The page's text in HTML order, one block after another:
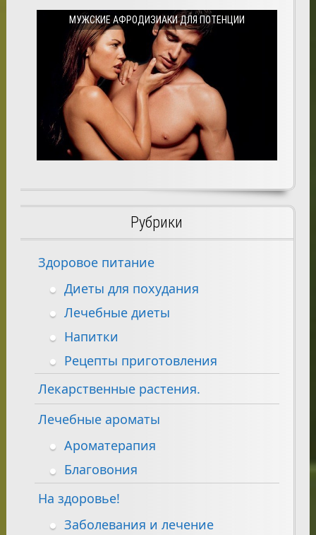
МУЖСКИЕ АФРОДИЗИАКИ ДЛЯ ПОТЕНЦИИ
Рубрики
Здоровое питание
Диеты для похудания
Лечебные диеты
Напитки
Рецепты приготовления
Лекарственные растения.
Лечебные ароматы
Ароматерапия
Благовония
На здоровье!
Заболевания и лечение